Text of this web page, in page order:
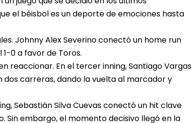
el béisbol es un deporte de emociones hasta
Johnny Alex Severino conectó un home run
0 a favor de Toros.
reaccionar. En el tercer inning, Santiago Vargas
dos carreras, dando la vuelta al marcador y
Sebastián Silva Cuevas conectó un hit clave
embargo, el momento decisivo llegó en la